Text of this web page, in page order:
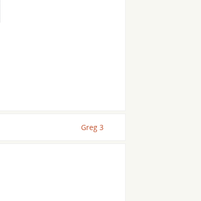
Greg 3